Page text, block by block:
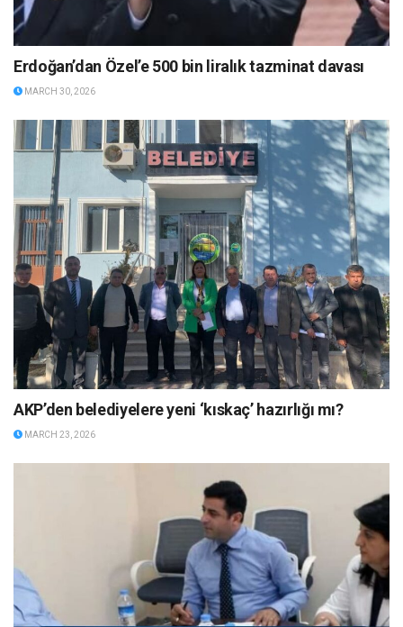
Erdoğan’dan Özel’e 500 bin liralık tazminat davası
MARCH 30, 2026
AKP’den belediyelere yeni ‘kıskaç’ hazırlığı mı?
MARCH 23, 2026